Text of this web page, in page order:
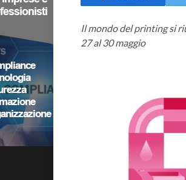
Il mondo del printing si
27 al 30 maggio